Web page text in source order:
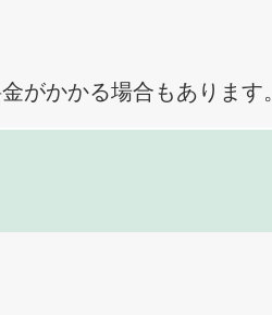
がかかる場合もあります。